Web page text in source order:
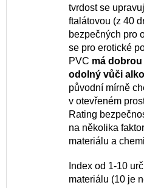
tvrdost se
ftalátovou (z 40
bezpečných pro
se pro erotické
PVC má
odolný vůči
původní mírně
v otevřeném
Rating
na několika
materiálu a
Index od 1-10
materiálu (10 je